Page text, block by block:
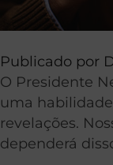
Publicado por
O Presidente
uma
revelações.
dependerá